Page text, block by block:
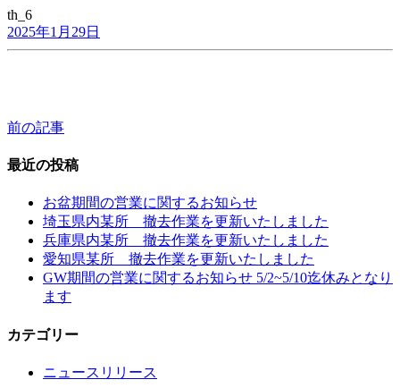
th_6
2025年1月29日
投
稿
ョ
前の記事
最近の投稿
お盆期間の営業に関するお知らせ
埼玉県内某所 撤去作業を更新いたしました
兵庫県内某所 撤去作業を更新いたしました
愛知県某所 撤去作業を更新いたしました
GW期間の営業に関するお知らせ 5/2~5/10迄休みとなり
ます
カテゴリー
ニュースリリース